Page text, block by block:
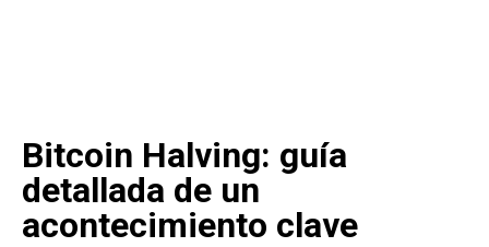
Bitcoin Halving: guía
detallada de un
acontecimiento clave